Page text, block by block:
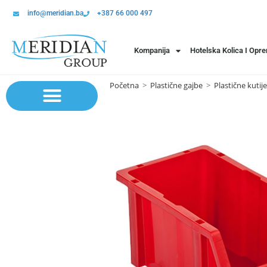
info@meridian.ba +387 66 000 497
Kompanija Hotelska Kolica I
Početna > Plastične gajbe > Plastične